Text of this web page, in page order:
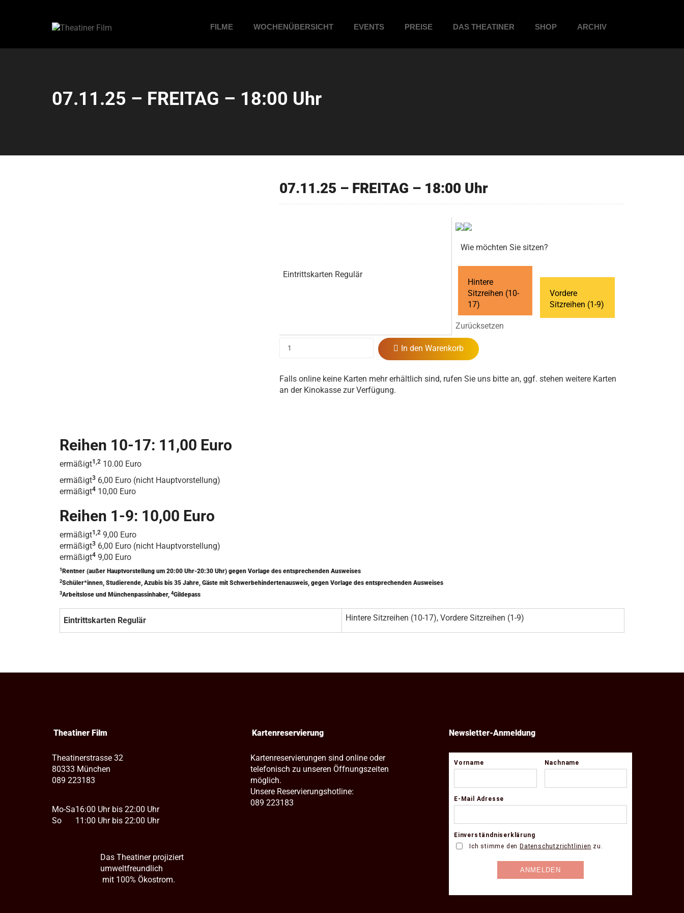
FILME WOCHENÜBERSICHT EVENTS PREISE DAS THEATINER SHOP ARCHIV
07.11.25 – FREITAG – 18:00 Uhr
07.11.25 – FREITAG – 18:00 Uhr
Eintrittskarten Regulär
Wie möchten Sie sitzen?
Hintere
Sitzreihen (10-
17)
Vordere
Sitzreihen (1-9)
Zurücksetzen
In den Warenkorb
Falls online keine Karten mehr erhältlich sind, rufen Sie uns bitte an, ggf. stehen weitere Karten
an der Kinokasse zur Verfügung.
Reihen 10-17: 11,00 Euro
ermäßigt1,2 10.00 Euro
ermäßigt3 6,00 Euro (nicht Hauptvorstellung)
ermäßigt4 10,00 Euro
Reihen 1-9: 10,00 Euro
ermäßigt1,2 9,00 Euro
ermäßigt3 6,00 Euro (nicht Hauptvorstellung)
ermäßigt4 9,00 Euro
1 Rentner (außer Hauptvorstellung um 20:00 Uhr-20:30 Uhr) gegen Vorlage des entsprechenden Ausweises
2Schüler*innen, Studierende, Azubis bis 35 Jahre, Gäste mit Schwerbehindertenausweis, gegen Vorlage des entsprechenden Ausweises
3Arbeitslose und Münchenpassinhaber, 4Gildepass
Eintrittskarten Regulär Hintere Sitzreihen (10-17), Vordere Sitzreihen (1-9)
Theatiner Film
Theatinerstrasse 32
80333 München
089 223183
Mo-Sa
So
16:00 Uhr bis 22:00 Uhr
11:00 Uhr bis 22:00 Uhr
Das Theatiner projiziert
umweltfreundlich
mit 100% Ökostrom.
Kartenreservierung
Kartenreservierungen sind online oder
telefonisch zu unseren Öffnungszeiten
möglich.
Unsere Reservierungshotline:
089 223183
Newsletter-Anmeldung